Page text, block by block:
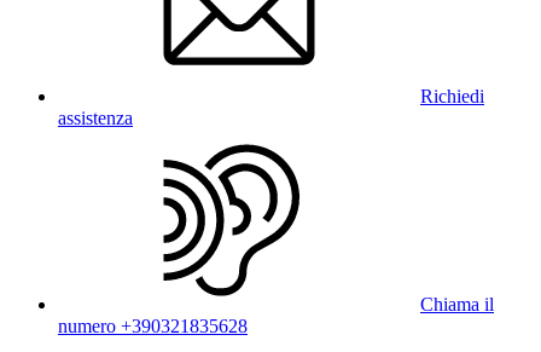
Richiedi
assistenza
Chiama il
numero +390321835628